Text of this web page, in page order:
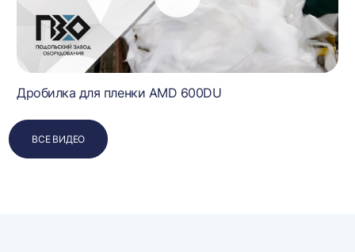
Дробилка для пленки AMD 600DU
ВСЕ ВИДЕО